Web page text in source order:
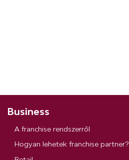
Business
A franchise rendszerről
Hogyan lehetek franchise partner?